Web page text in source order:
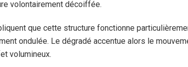
volontairement décoiffée.
que cette structure fonctionne
ondulée. Le dégradé accentue alors le
volumineux.